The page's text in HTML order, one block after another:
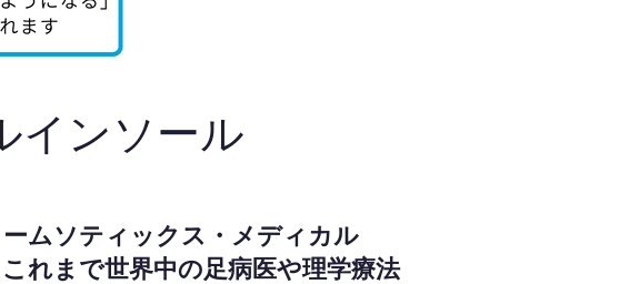
インソール
ムソティックス・メディカル
れまで世界中の足病医や理学療法